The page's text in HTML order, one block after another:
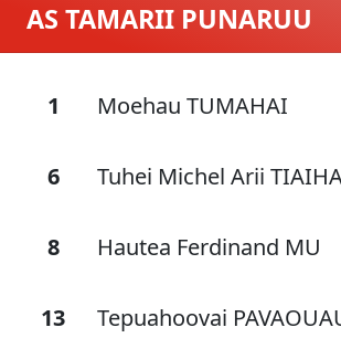
AS TAMARII PUNARUU
1 Moehau TUMAHAI
6 Tuhei Michel Arii
8 Hautea Ferdinand MU
13 Tepuahoovai